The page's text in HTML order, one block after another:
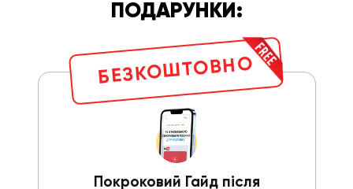
ПОДАРУНКИ:
Покроковий Гайд після
БЕЗКОШТОВНО